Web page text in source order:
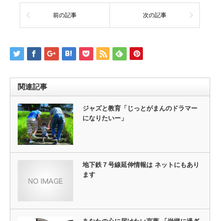
前の記事 次の記事
関連記事
ジャズと教育「じっとがまんのドラマー
になりたいー」
地下鉄７号線延伸情報は ネットにもあり
ます